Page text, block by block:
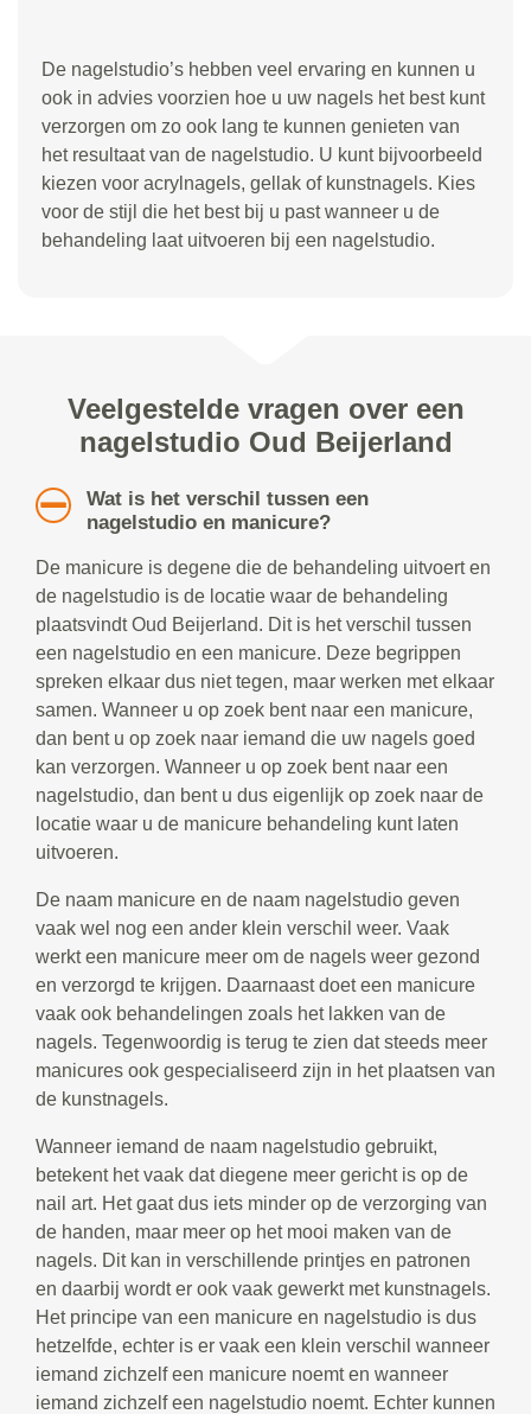
De nagelstudio’s hebben veel ervaring en kunnen u
ook in advies voorzien hoe u uw nagels het best kunt
verzorgen om zo ook lang te kunnen genieten van
het resultaat van de nagelstudio. U kunt bijvoorbeeld
kiezen voor acrylnagels, gellak of kunstnagels. Kies
voor de stijl die het best bij u past wanneer u de
behandeling laat uitvoeren bij een nagelstudio.
Veelgestelde vragen over een
nagelstudio Oud Beijerland
Wat is het verschil tussen een
nagelstudio en manicure?
De manicure is degene die de behandeling uitvoert en
de nagelstudio is de locatie waar de behandeling
plaatsvindt Oud Beijerland. Dit is het verschil tussen
een nagelstudio en een manicure. Deze begrippen
spreken elkaar dus niet tegen, maar werken met elkaar
samen. Wanneer u op zoek bent naar een manicure,
dan bent u op zoek naar iemand die uw nagels goed
kan verzorgen. Wanneer u op zoek bent naar een
nagelstudio, dan bent u dus eigenlijk op zoek naar de
locatie waar u de manicure behandeling kunt laten
uitvoeren.
De naam manicure en de naam nagelstudio geven
vaak wel nog een ander klein verschil weer. Vaak
werkt een manicure meer om de nagels weer gezond
en verzorgd te krijgen. Daarnaast doet een manicure
vaak ook behandelingen zoals het lakken van de
nagels. Tegenwoordig is terug te zien dat steeds meer
manicures ook gespecialiseerd zijn in het plaatsen van
de kunstnagels.
Wanneer iemand de naam nagelstudio gebruikt,
betekent het vaak dat diegene meer gericht is op de
nail art. Het gaat dus iets minder op de verzorging van
de handen, maar meer op het mooi maken van de
nagels. Dit kan in verschillende printjes en patronen
en daarbij wordt er ook vaak gewerkt met kunstnagels.
Het principe van een manicure en nagelstudio is dus
hetzelfde, echter is er vaak een klein verschil wanneer
iemand zichzelf een manicure noemt en wanneer
iemand zichzelf een nagelstudio noemt. Echter kunnen